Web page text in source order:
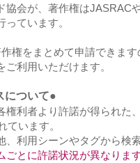
協会が、著作権はJASRAC
ています。
権をまとめて申請できま
利用いただけます。
について●
権利者より許諾が得られた
ています。
利用シーンやタグから検
ごとに許諾状況が異なりま